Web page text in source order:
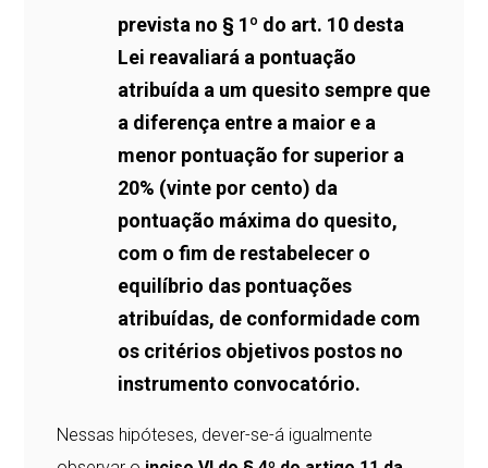
prevista no § 1º do art. 10 desta
Lei reavaliará a pontuação
atribuída a um quesito sempre que
a diferença entre a maior e a
menor pontuação for superior a
20% (vinte por cento) da
pontuação máxima do quesito,
com o fim de restabelecer o
equilíbrio das pontuações
atribuídas, de conformidade com
os critérios objetivos postos no
instrumento convocatório.
Nessas hipóteses, dever-se-á igualmente